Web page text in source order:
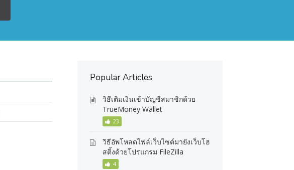
Popular Articles
วิธีเติมเงินเข้าบัญชีสมาชิกด้วย
TrueMoney Wallet
23
วิธีอัพโหลดไฟล์เว็บไซต์มายังเว็บโฮ
สติ้งด้วยโปรแกรม FileZilla
4